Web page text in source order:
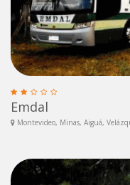
Emdal
Montevideo, Minas, Aiguá,